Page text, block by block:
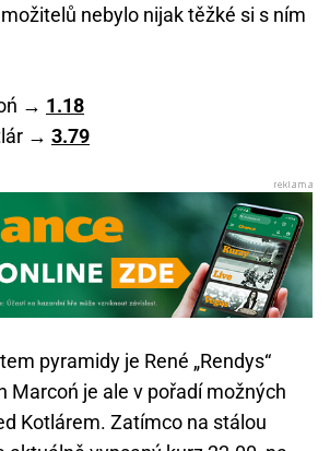
nebylo nijak těžké si s ním
→ 1.18
→ 3.79
pyramidy je René „Rendys“
Marcoń je ale v pořadí možných
Kotlárem. Zatímco na stálou